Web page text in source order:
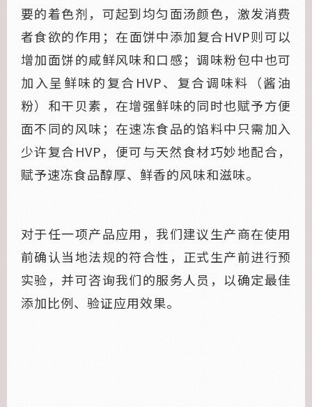
要的着色剂，可起到均匀面汤颜色，激发消费
者食欲的作用；在面饼中添加复合HVP则可以
增加面饼的咸鲜风味和口感；调味粉包中也可
加入呈鲜味的复合HVP、复合调味料（酱油
粉）和干贝素，在增强鲜味的同时也赋予方便
面不同的风味；在速冻食品的馅料中只需加入
少许复合HVP，便可与天然食材巧妙地配合，
赋予速冻食品醇厚、鲜香的风味和滋味。
对于任一项产品应用，我们建议生产商在使用
前确认当地法规的符合性，正式生产前进行预
实验，并可咨询我们的服务人员，以确定最佳
添加比例、验证应用效果。